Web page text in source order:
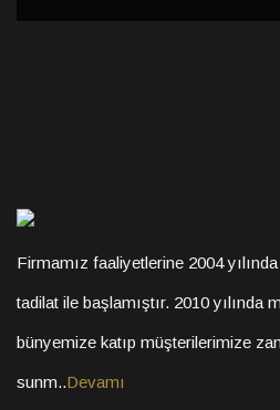
Firmamız faaliyetlerine 2004
tadilat ile başlamıştır. 2010 yılında
bünyemize katıp müşterilerimize
sunm..Devamı